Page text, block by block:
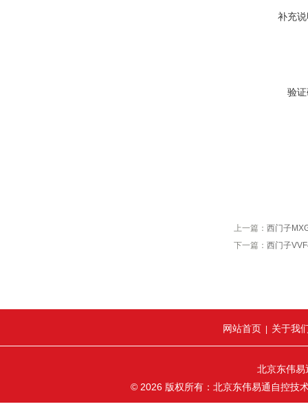
补充
验
上一篇： 西门子
下一篇： 西门子
网站首页 关于我
北京东伟易
© 2026 版权所有：北京东伟易通自控技